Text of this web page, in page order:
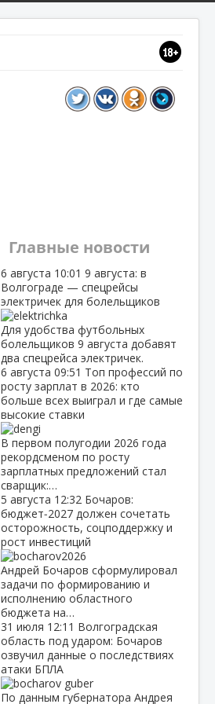
Главные новости
6 августа 10:01 9 августа: в
Волгограде — спецрейсы
электричек для болельщиков
Для удобства футбольных
болельщиков 9 августа добавят
два спецрейса электричек.
6 августа 09:51 Топ профессий по
росту зарплат в 2026: кто
больше всех выиграл и где самые
высокие ставки
В первом полугодии 2026 года
рекордсменом по росту
зарплатных предложений стал
сварщик:…
5 августа 12:32 Бочаров:
бюджет‑2027 должен сочетать
осторожность, соцподдержку и
рост инвестиций
Андрей Бочаров сформулировал
задачи по формированию и
исполнению областного
бюджета на…
31 июля 12:11 Волгоградская
область под ударом: Бочаров
озвучил данные о последствиях
атаки БПЛА
По данным губернатора Андрея